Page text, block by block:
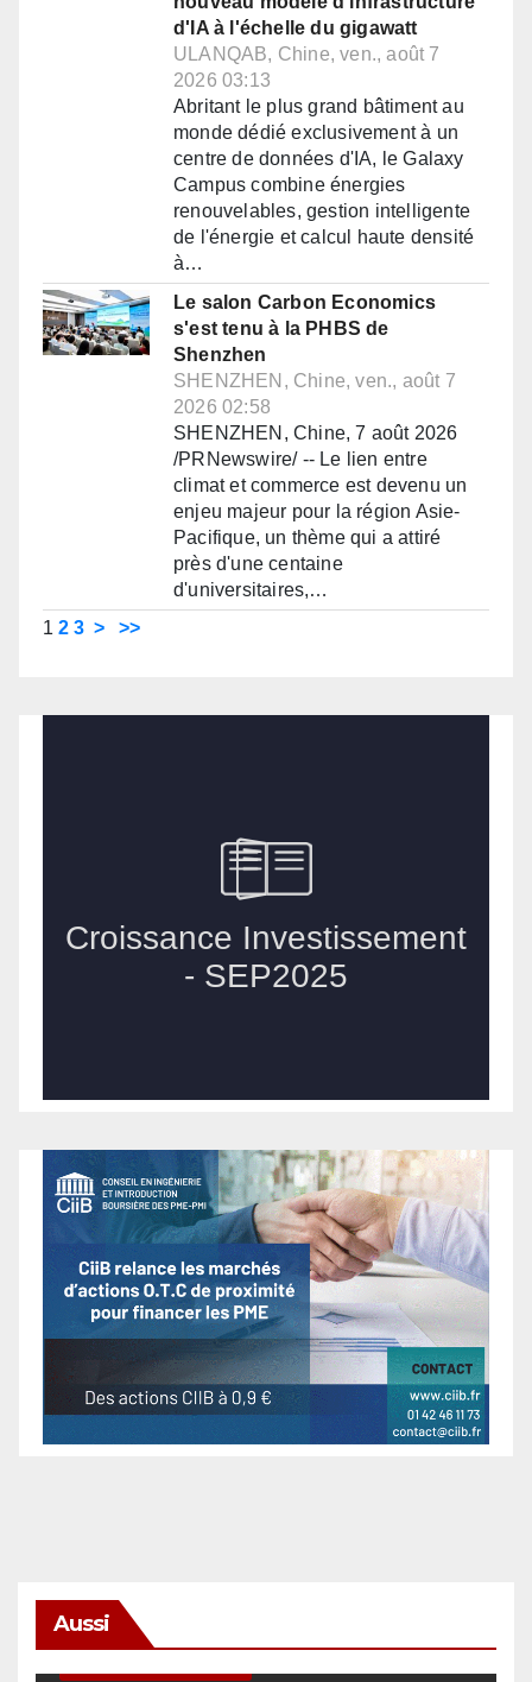
d'IA à l'échelle du gigawatt
ULANQAB, Chine, ven., août 7
2026 03:13
Abritant le plus grand bâtiment au
monde dédié exclusivement à un
centre de données d'IA, le Galaxy
Campus combine énergies
renouvelables, gestion intelligente
de l'énergie et calcul haute densité
à…
Le salon Carbon Economics
s'est tenu à la PHBS de
Shenzhen
SHENZHEN, Chine, ven., août 7
2026 02:58
SHENZHEN, Chine, 7 août 2026
/PRNewswire/ -- Le lien entre
climat et commerce est devenu un
enjeu majeur pour la région Asie-
Pacifique, un thème qui a attiré
près d'une centaine
d'universitaires,…
1 2 3 > >>
Aussi